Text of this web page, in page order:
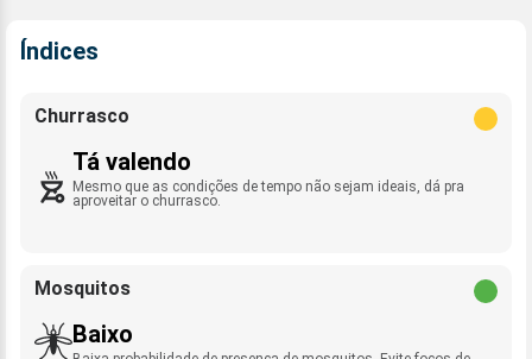
Índices
Churrasco
Tá valendo
Mesmo que as condições de tempo não sejam ideais, dá pra
aproveitar o churrasco.
Mosquitos
Baixo